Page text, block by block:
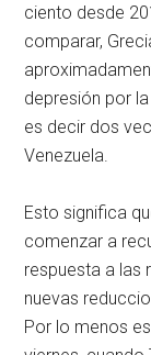
ciento desde
comparar,
depresión por
es decir dos
Venezuela.
Esto significa
comenzar a
respuesta a las
nuevas
Por lo menos